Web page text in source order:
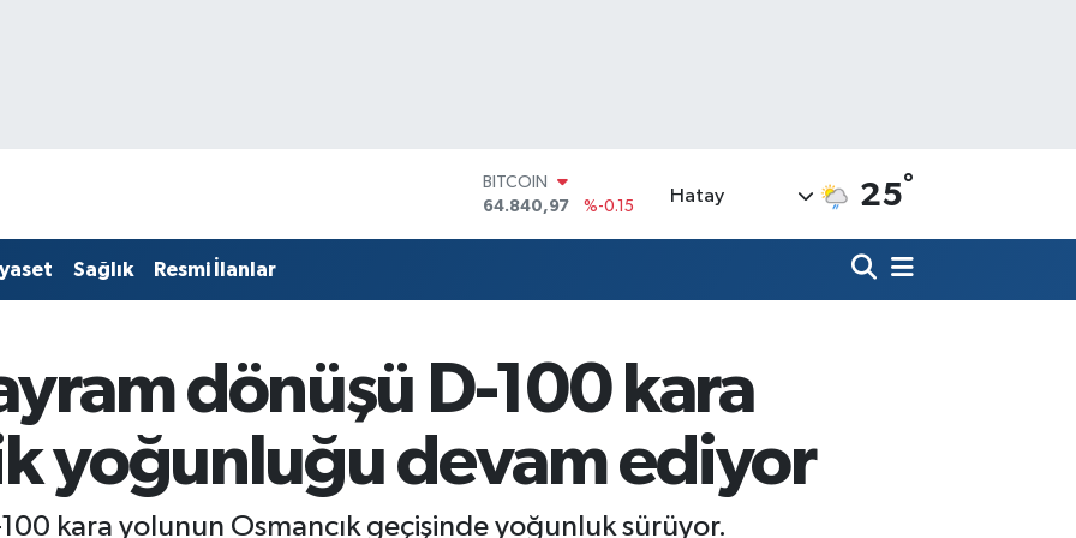
DOLAR
47,7436
%0.18
EURO
BİST100
13.779
%-14
Hatay 25°
Sağlık Resmi İlanlar
dönüşü D-100 kara
yoğunluğu devam ediyor
kara yolunun Osmancık geçişinde yoğunluk sürüyor.